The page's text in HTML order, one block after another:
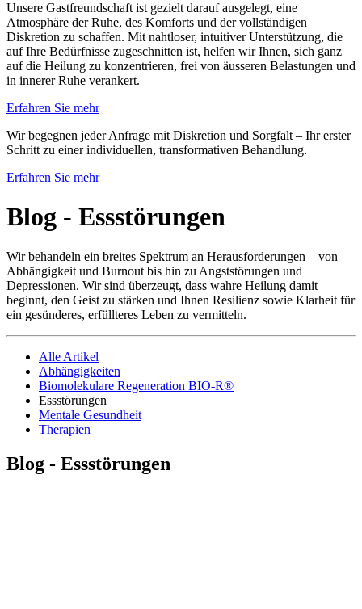
Unsere Gastfreundschaft ist gezielt darauf ausgelegt, eine
Atmosphäre der Ruhe, des Komforts und der vollständigen
Diskretion zu schaffen. Mit nahtloser, intuitiver Unterstützung, die
auf Ihre Bedürfnisse zugeschnitten ist, helfen wir Ihnen, sich ganz
auf die Heilung zu konzentrieren, frei von äusseren Belastungen und
in innerer Ruhe verankert.
Erfahren Sie mehr
Wir begegnen jeder Anfrage mit Diskretion und Sorgfalt – Ihr erster
Schritt zu einer individuellen, transformativen Behandlung.
Erfahren Sie mehr
Blog - Essstörungen
Wir behandeln ein breites Spektrum an Herausforderungen – von
Abhängigkeit und Burnout bis hin zu Angststörungen und
Depressionen. Wir sind überzeugt, dass wahre Heilung damit
beginnt, den Geist zu stärken und Ihnen Resilienz sowie Klarheit für
ein gesünderes, erfüllteres Leben zu vermitteln.
Alle Artikel
Abhängigkeiten
Biomolekulare Regeneration BIO-R®
Essstörungen
Mentale Gesundheit
Therapien
Blog - Essstörungen